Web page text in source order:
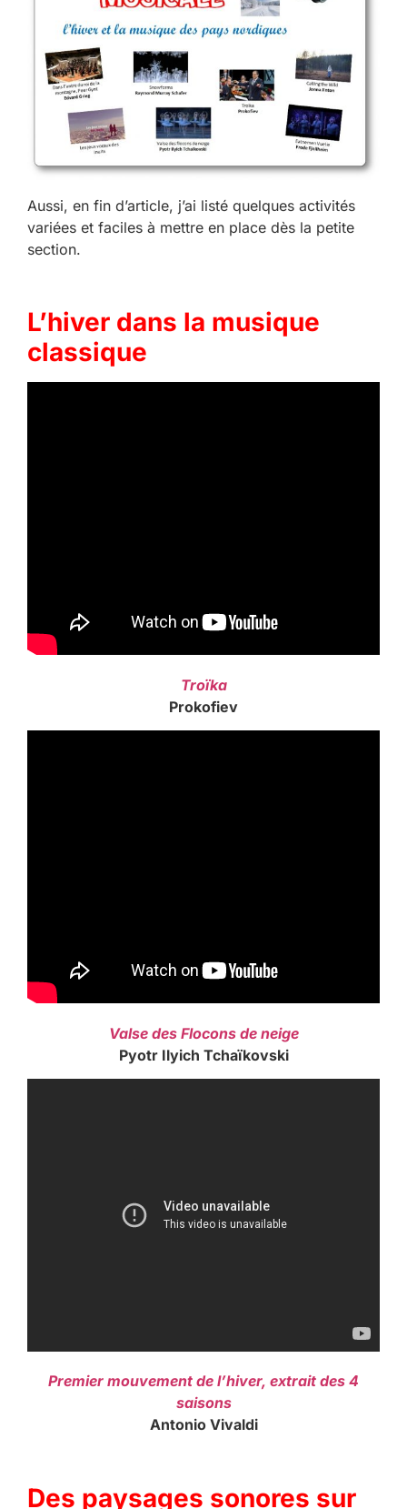
Aussi, en fin d’article, j’ai listé quelques activités
variées et faciles à mettre en place dès la petite
section.
L’hiver dans la musique
classique
Troïka
Prokofiev
Valse des Flocons de neige
Pyotr Ilyich Tchaïkovski
Premier mouvement de l’hiver, extrait des 4
saisons
Antonio Vivaldi
Des paysages sonores sur